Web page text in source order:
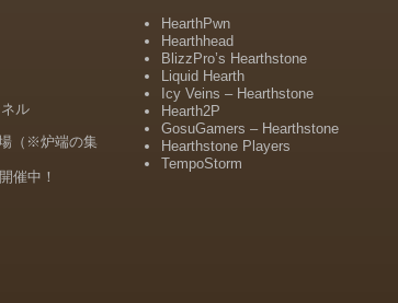
ル
（※炉端の集
催中！
HearthPwn
Hearthhead
BlizzPro’s Hearthstone
Liquid Hearth
Icy Veins – Hearthstone
Hearth2P
GosuGamers – Hearthstone
Hearthstone Players
TempoStorm